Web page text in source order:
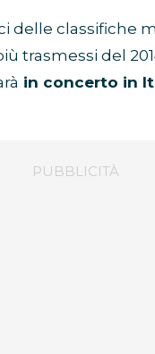
delle classifiche
trasmessi del
in concerto in